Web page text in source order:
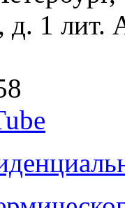
д. 1 лит.